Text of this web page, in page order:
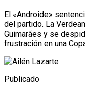
El «Androide»
del partido. La
Guimarães y se
frustración en una
Publicado